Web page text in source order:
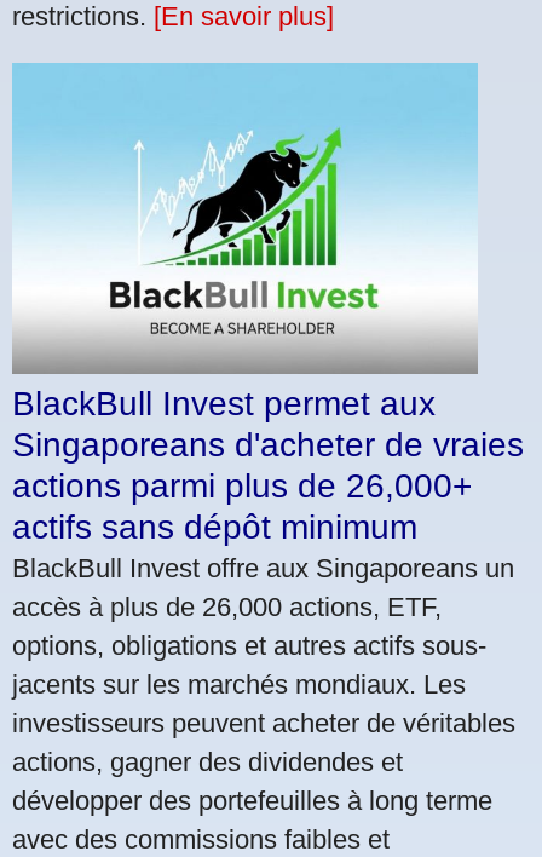
restrictions. [En savoir plus]
BlackBull Invest permet aux
Singaporeans d'acheter de vraies
actions parmi plus de 26,000+
actifs sans dépôt minimum
BlackBull Invest offre aux Singaporeans un
accès à plus de 26,000 actions, ETF,
options, obligations et autres actifs sous-
jacents sur les marchés mondiaux. Les
investisseurs peuvent acheter de véritables
actions, gagner des dividendes et
développer des portefeuilles à long terme
avec des commissions faibles et